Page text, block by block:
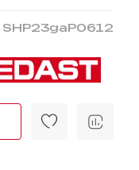
SHP23gaP0612